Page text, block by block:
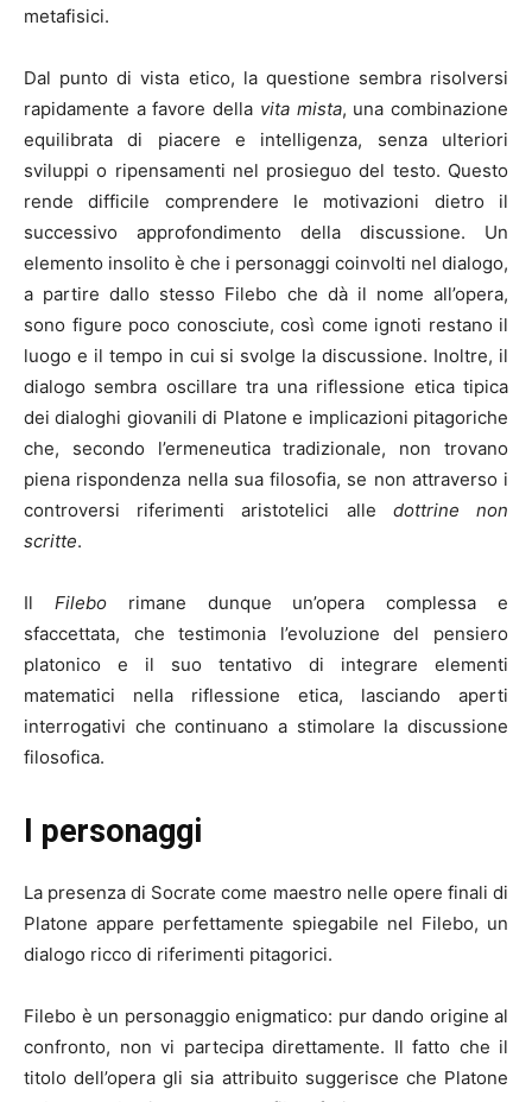
metafisici.
Dal punto di vista etico, la questione sembra risolversi
rapidamente a favore della vita mista, una combinazione
equilibrata di piacere e intelligenza, senza ulteriori
sviluppi o ripensamenti nel prosieguo del testo. Questo
rende difficile comprendere le motivazioni dietro il
successivo approfondimento della discussione. Un
elemento insolito è che i personaggi coinvolti nel dialogo,
a partire dallo stesso Filebo che dà il nome all’opera,
sono figure poco conosciute, così come ignoti restano il
luogo e il tempo in cui si svolge la discussione. Inoltre, il
dialogo sembra oscillare tra una riflessione etica tipica
dei dialoghi giovanili di Platone e implicazioni pitagoriche
che, secondo l’ermeneutica tradizionale, non trovano
piena rispondenza nella sua filosofia, se non attraverso i
controversi riferimenti aristotelici alle dottrine non
scritte.
Il Fileborimane dunque un’opera complessa e
sfaccettata, che testimonia l’evoluzione del pensiero
platonico e il suo tentativo di integrare elementi
matematici nella riflessione etica, lasciando aperti
interrogativi che continuano a stimolare la discussione
filosofica.
I personaggi
La presenza di Socrate come maestro nelle opere finali di
Platone appare perfettamente spiegabile nel Filebo, un
dialogo ricco di riferimenti pitagorici.
Filebo è un personaggio enigmatico: pur dando origine al
confronto, non vi partecipa direttamente. Il fatto che il
titolo dell’opera gli sia attribuito suggerisce che Platone